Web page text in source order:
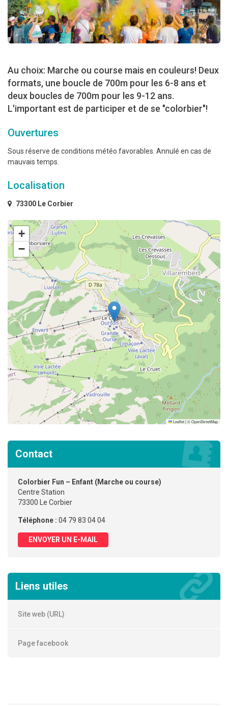
Au choix: Marche ou course mais en couleurs! Deux
formats, une boucle de 700m pour les 6-8 ans et
deux boucles de 700m pour les 9-12 ans.
L'important est de participer et de se "colorbier"!
Ouvertures
Sous réserve de conditions météo favorables. Annulé en cas de
mauvais temps.
Localisation
73300 Le Corbier
+
−
Leaflet|©OpenStreetMap
Contact
Colorbier Fun – Enfant (Marche ou course)
Centre Station
73300 Le Corbier
Téléphone : 04 79 83 04 04
ENVOYER UN E-MAIL
Liens utiles
Site web (URL)
Page facebook